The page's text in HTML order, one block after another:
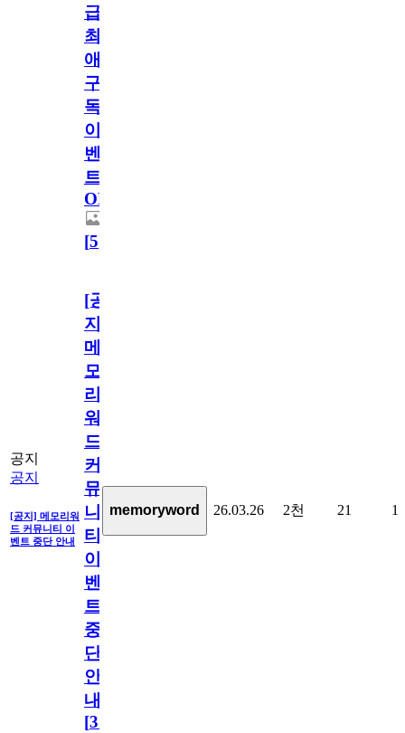
급!
최
애
구
독
이
벤
트
OPEN!
[5]
공지
공지
[공지] 메모리워
드 커뮤니티 이
벤트 중단 안내
[공
지]
메
모
리
워
드
커
뮤
니
티
이
벤
트
중
단
안
내
[31
memoryword 26.03.26 2천 21 1